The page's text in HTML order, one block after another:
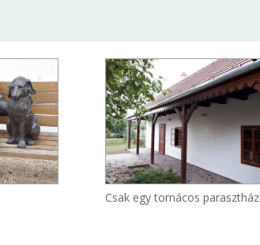
Csak egy tornácos parasztház